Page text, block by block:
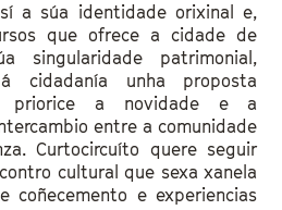
a súa identidade orixinal e,
que ofrece a cidade de
singularidade patrimonial,
cidadanía unha proposta
priorice a novidade e a
entre a comunidade
Curtocircuíto quere seguir
cultural que sexa xanela
coñecemento e experiencias